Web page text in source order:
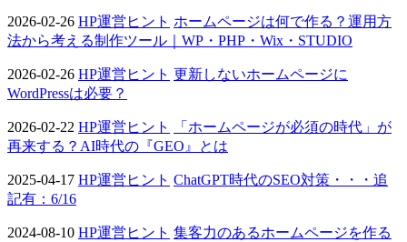
2026-02-26 HP運営ヒント ホームページは何で作る？運用方
法から考える制作ツール｜WP・PHP・Wix・STUDIO
2026-02-26 HP運営ヒント 更新しないホームページに
WordPressは必要？
2026-02-22 HP運営ヒント
「ホームページが必須の時代」が
再来する？AI時代の『GEO』とは
2025-04-17 HP運営ヒント ChatGPT時代のSEO対策・・・追
記有：6/16
2024-08-10 HP運営ヒント 集客力のあるホームページを作る